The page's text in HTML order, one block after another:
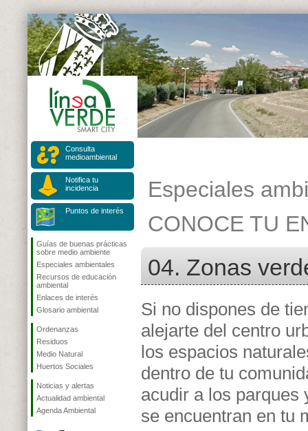
Consulta
medioambiental
Notifica tu
incidencia
Puntos de interés
Guías de buenas prácticas
sobre medio ambiente
Especiales ambientales
Recursos de educación
ambiental
Enlaces de interés
Glosario ambiental
Ordenanzas
Residuos
Medio Natural
Huertos Sociales
Noticias y alertas
Actualidad ambiental
Agenda Ambiental
Especiales
CONOCE TU
04. Zonas
Si no dispones de
alejarte del centro
los espacios
dentro de tu
acudir a los parques
se encuentran en tu